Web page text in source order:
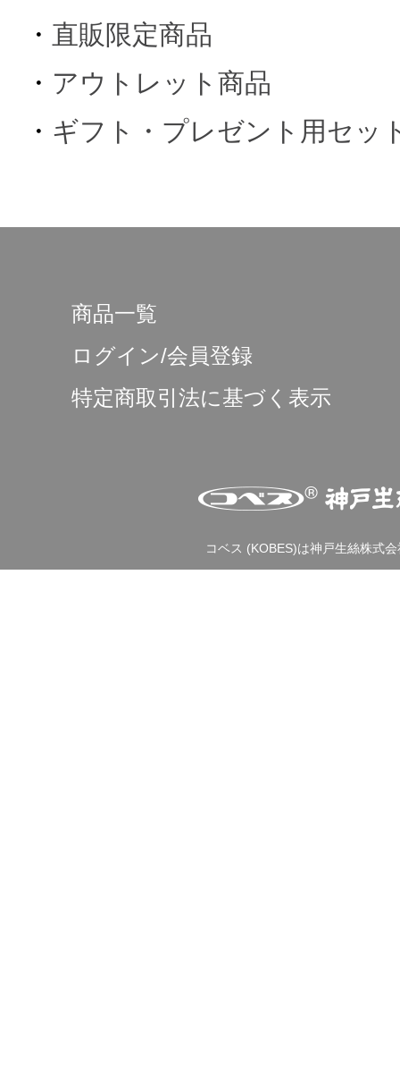
・ 直販限定商品
・ アウトレット商品
・ ギフト・プレゼント用セッ
商品一覧
ログイン/会員登録
特定商取引法に基づく表示
コベス (KOBES)は神戸生絲株式